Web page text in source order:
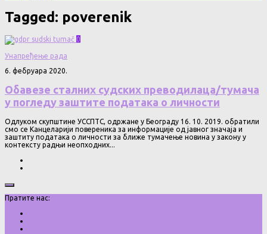
Tagged: poverenik
0
Унапређење рада
6. фебруара 2020.
Обавезе сталних судских преводилаца/тумача
у погледу заштите података о личности
Одлуком скупштине УССПТС, одржане у Београду 16. 10. 2019. обратили
смо се Канцеларији повереника за информације од јавног значаја и
заштиту података о личности за ближе тумачење новина у закону у
контексту радњи неопходних...
Пратите нас: